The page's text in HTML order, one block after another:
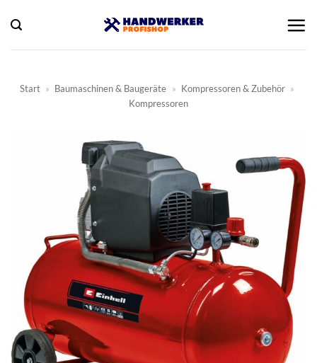
Inhalt
springen
Start » Baumaschinen & Baugeräte » Kompressoren & Zubehör »
Kompressoren